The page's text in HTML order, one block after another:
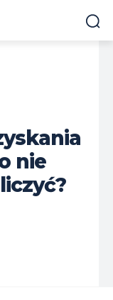
nie